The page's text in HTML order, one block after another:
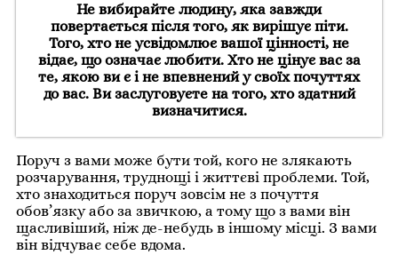
Не вибирайте людину, яка завжди
повертається після того, як вирішує піти.
Того, хто не усвідомлює вашої цінності, не
відає, що означає любити. Хто не цінує вас за
те, якою ви є і не впевнений у своїх почуттях
до вас. Ви заслуговуєте на того, хто здатний
визначитися.
Поруч з вами може бути той, кого не злякають
розчарування, труднощі і життєві проблеми. Той,
хто знаходиться поруч зовсім не з почуття
обов’язку або за звичкою, а тому що з вами він
щасливіший, ніж де-небудь в іншому місці. З вами
він відчуває себе вдома.